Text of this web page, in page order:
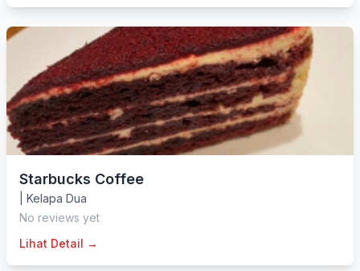
Starbucks Coffee
Kelapa Dua
No reviews yet
Lihat Detail →